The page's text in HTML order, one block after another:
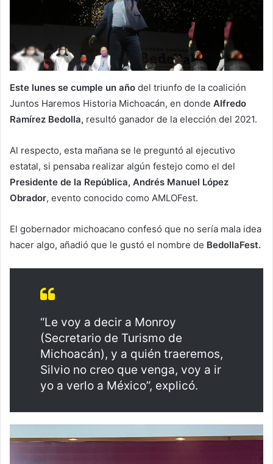
Este lunes se cumple un año del triunfo de la coalición
Juntos Haremos Historia Michoacán, en donde Alfredo
Ramírez Bedolla, resultó ganador de la elección del 2021.
Al respecto, esta mañana se le preguntó al ejecutivo
estatal, si pensaba realizar algún festejo como el del
Presidente de la República, Andrés Manuel López
Obrador, evento conocido como AMLOFest.
El gobernador michoacano confesó que no sería mala idea
hacer algo, añadió que le gustó el nombre de BedollaFest.
“Le voy a decir a Monroy
(Secretario de Turismo de
Michoacán), y a quién traeremos,
Silvio no creo que venga, voy a ir
yo a verlo a México”, explicó.